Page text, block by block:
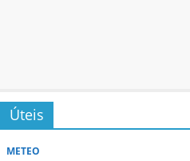
Úteis
METEO